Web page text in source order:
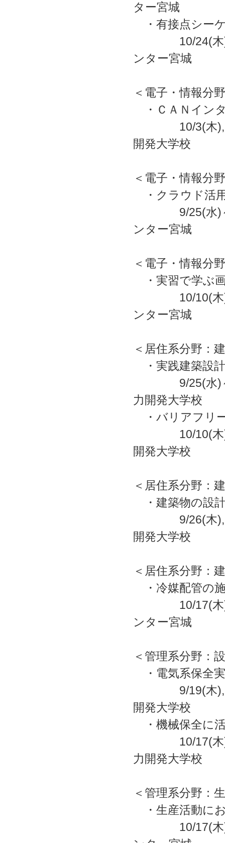
ター宮城
・有接点シー
10/24(木),
ンター宮城
＜電子・情報分
・ＣＡＮイン
10/3(木),
開発大学校
＜電子・情報分
・クラウド活
9/25(水)
ンター宮城
＜電子・情報分
・実習で学ぶ
10/10(木),
ンター宮城
＜居住系分野：
・実践建築設
9/25(水)
力開発大学校
・バリアフリ
10/10(木),
開発大学校
＜居住系分野：
・建築物の設
9/26(木),
開発大学校
＜居住系分野：
・冷媒配管の
10/17(木),
ンター宮城
＜管理系分野：
・電気系保全
9/19(木),
開発大学校
・機械保全に
10/17(木
力開発大学校
＜管理系分野：
・生産活動に
10/17(木),